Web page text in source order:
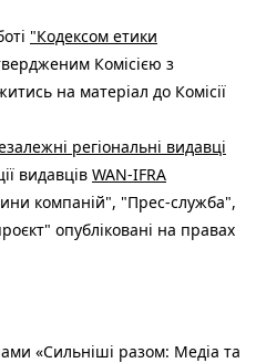
"Кодексом етики
Комісією з
на матеріал до Комісії
регіональні видавці
видавців WAN-IFRA
компаній", "Прес-служба",
опубліковані на правах
«Сильніші разом: Медіа та